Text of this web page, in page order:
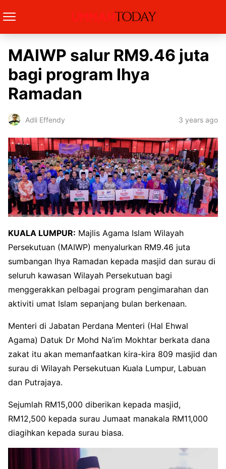
MAIWP salur RM9.46 juta
bagi program Ihya
Ramadan
Adli Effendy 3 years ago
KUALA LUMPUR: Majlis Agama Islam Wilayah
Persekutuan (MAIWP) menyalurkan RM9.46 juta
sumbangan Ihya Ramadan kepada masjid dan surau di
seluruh kawasan Wilayah Persekutuan bagi
menggerakkan pelbagai program pengimarahan dan
aktiviti umat Islam sepanjang bulan berkenaan.
Menteri di Jabatan Perdana Menteri (Hal Ehwal
Agama) Datuk Dr Mohd Na’im Mokhtar berkata dana
zakat itu akan memanfaatkan kira-kira 809 masjid dan
surau di Wilayah Persekutuan Kuala Lumpur, Labuan
dan Putrajaya.
Sejumlah RM15,000 diberikan kepada masjid,
RM12,500 kepada surau Jumaat manakala RM11,000
diagihkan kepada surau biasa.